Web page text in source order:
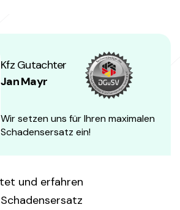
Kfz Gutachter
Jan Mayr
Wir setzen uns für Ihren maximalen
Schadensersatz ein!
und erfahren